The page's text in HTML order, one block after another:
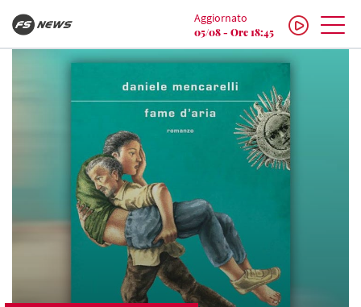
Aggiornato
05/08 - Ore 18:45